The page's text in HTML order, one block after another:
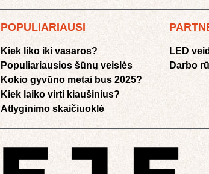
POPULIARIAUSI
Kiek liko iki vasaros?
Populiariausios šūnų veislės
Kokio gyvūno metai bus 2025?
Kiek laiko virti kiaušinius?
Atlyginimo skaičiuoklė​
LED
Darbo